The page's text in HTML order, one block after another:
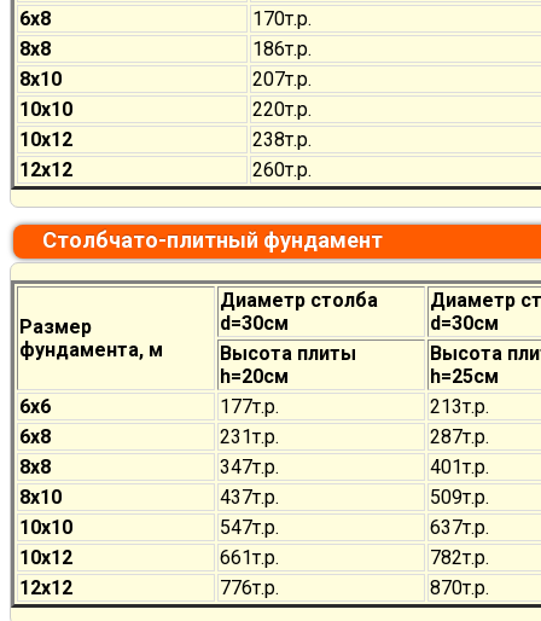
6х8
170т.р.
8х8
186т.р.
8х10
207т.р.
10х10
220т.р.
10х12
238т.р.
12х12
260т.р.
Столбчато-плитный фундамент
Размер
фундамента, м
Диаметр столба
d=30см
Диаметр
d=30см
Высота плиты
h=20см
Высота
h=25см
6х6
177т.р. 213т.р.
6х8
231т.р. 287т.р.
8х8
347т.р. 401т.р.
8х10
437т.р. 509т.р.
10х10
547т.р. 637т.р.
10х12
661т.р. 782т.р.
12х12
776т.р. 870т.р.